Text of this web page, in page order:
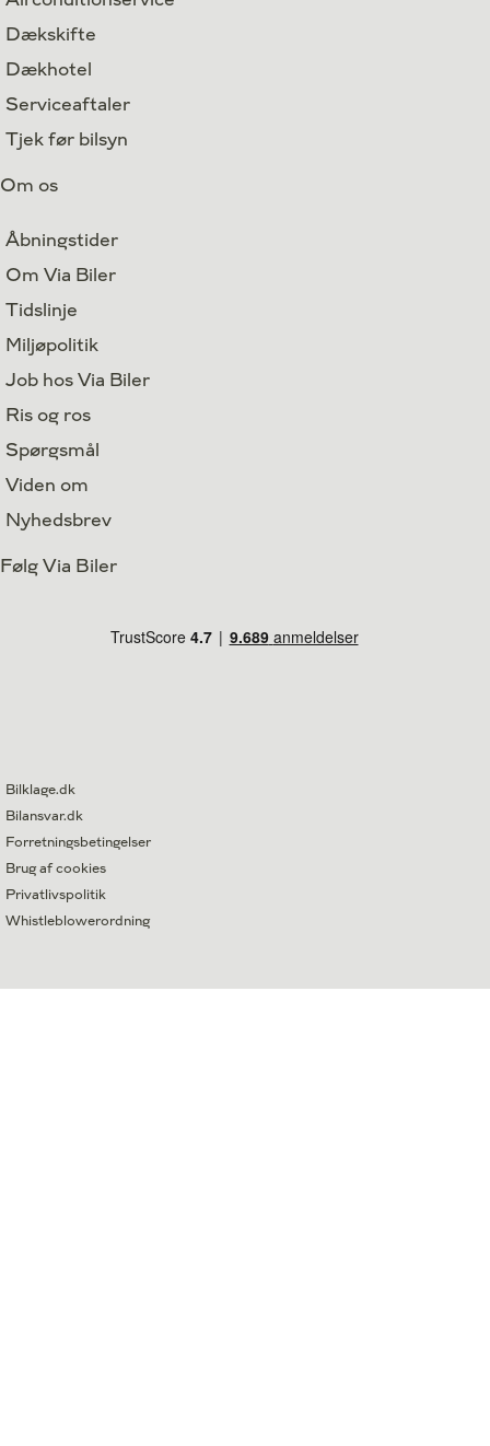
Dækskifte
Dækhotel
Serviceaftaler
Tjek før bilsyn
Om os
Åbningstider
Om Via Biler
Tidslinje
Miljøpolitik
Job hos Via Biler
Ris og ros
Spørgsmål
Viden om
Nyhedsbrev
Følg Via Biler
Bilklage.dk
Bilansvar.dk
Forretningsbetingelser
Brug af cookies
Privatlivspolitik
Whistleblowerordning